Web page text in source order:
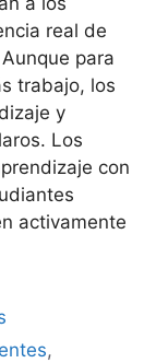
real de
para
trabajo, los
y
Los
con
activamente
,